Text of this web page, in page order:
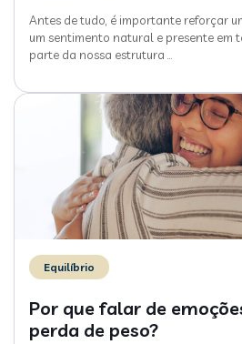
Antes de tudo, é importante reforçar
um sentimento natural e presente em
parte da nossa estrutura …
Equilíbrio
Por que falar de
perda de peso?